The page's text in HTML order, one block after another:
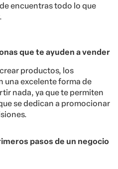
encuentras todo lo que
que te ayuden a vender
productos, los
una excelente forma de
nada, ya que te permiten
se dedican a promocionar
pasos de un negocio